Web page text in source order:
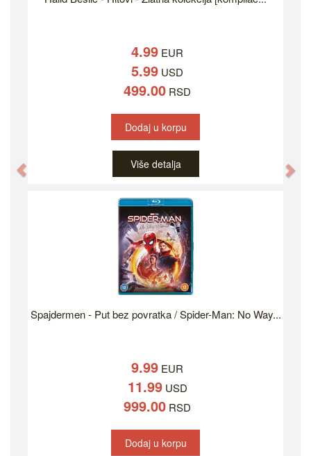
4.99 EUR
5.99 USD
499.00 RSD
Dodaj u korpu
Više detalja
Spajdermen - Put bez povratka / Spider-Man: No Way...
9.99 EUR
11.99USD
999.00 RSD
Dodaj u korpu